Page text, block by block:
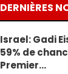
DERNIÈRES
Israel: Gadi
59% de
Premier…